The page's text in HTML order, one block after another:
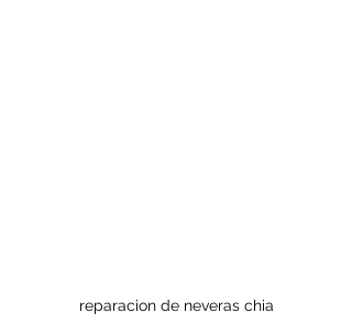
reparacion de neveras chia